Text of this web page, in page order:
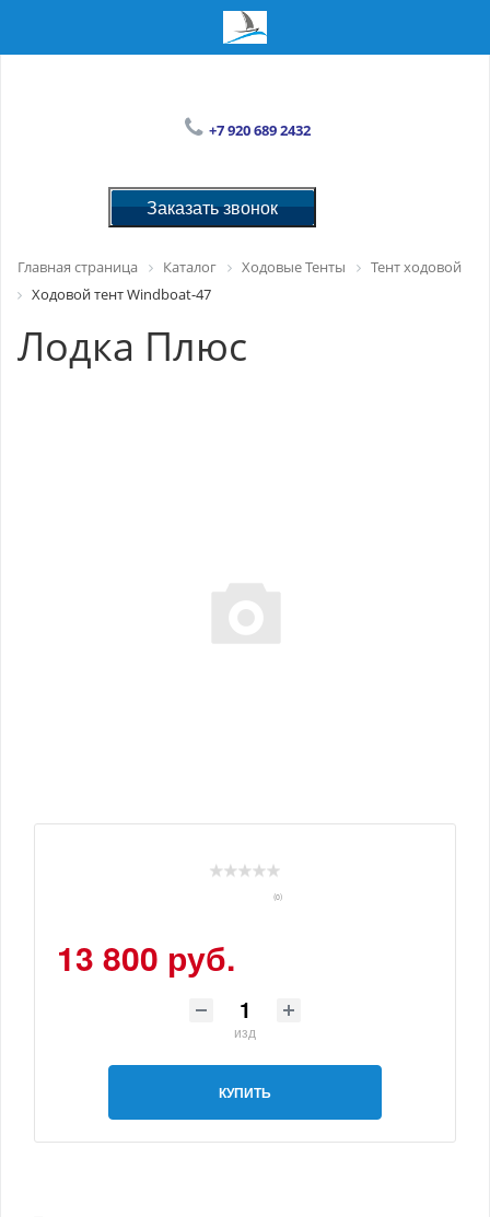
+7 920 689 2432
Заказать звонок
Главная страница Каталог Ходовые Тенты
Тент ходовой
Ходовой тент Windboat-47
Лодка Плюс
(0)
13 800 руб.
изд
КУПИТЬ